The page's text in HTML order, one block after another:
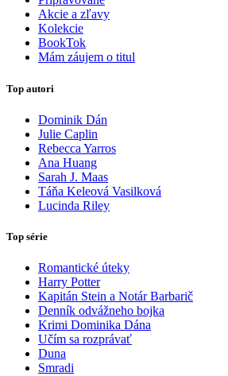
Akcie a zľavy
Kolekcie
BookTok
Mám záujem o titul
Top autori
Dominik Dán
Julie Caplin
Rebecca Yarros
Ana Huang
Sarah J. Maas
Táňa Keleová Vasilková
Lucinda Riley
Top série
Romantické úteky
Harry Potter
Kapitán Stein a Notár Barbarič
Denník odvážneho bojka
Krimi Dominika Dána
Učím sa rozprávať
Duna
Smradi